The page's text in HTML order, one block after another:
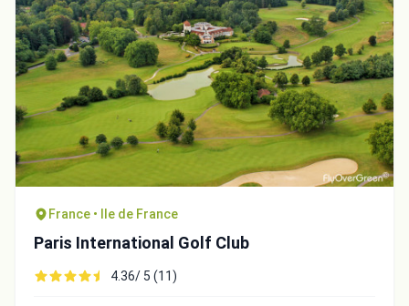
France • Ile de France
Paris International Golf Club
4.36/ 5 (11)